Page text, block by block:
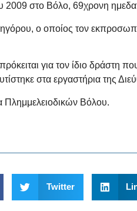
2009 στο Βόλο, 69χρονη
ο οποίος τον
για τον ίδιο
στα εργαστήρια της
Πλημμελειοδικών Βόλου.
Twitter